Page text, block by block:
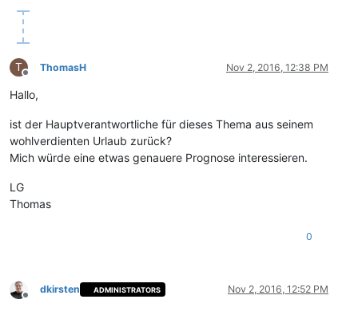
T
Offline
ThomasH Nov 2, 2016, 12:38 PM
Hallo,
ist der Hauptverantwortliche für dieses Thema aus seinem
wohlverdienten Urlaub zurück?
Mich würde eine etwas genauere Prognose interessieren.
LG
Thomas
0
Offline
dkirsten ADMINISTRATORS Nov 2, 2016, 12:52 PM